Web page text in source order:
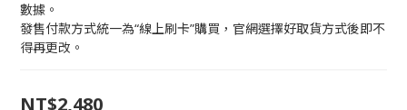
數據。
發售付款方式統一為“線上刷卡”購買，官網選擇好取貨方式後即不
得再更改。
NT$2,480